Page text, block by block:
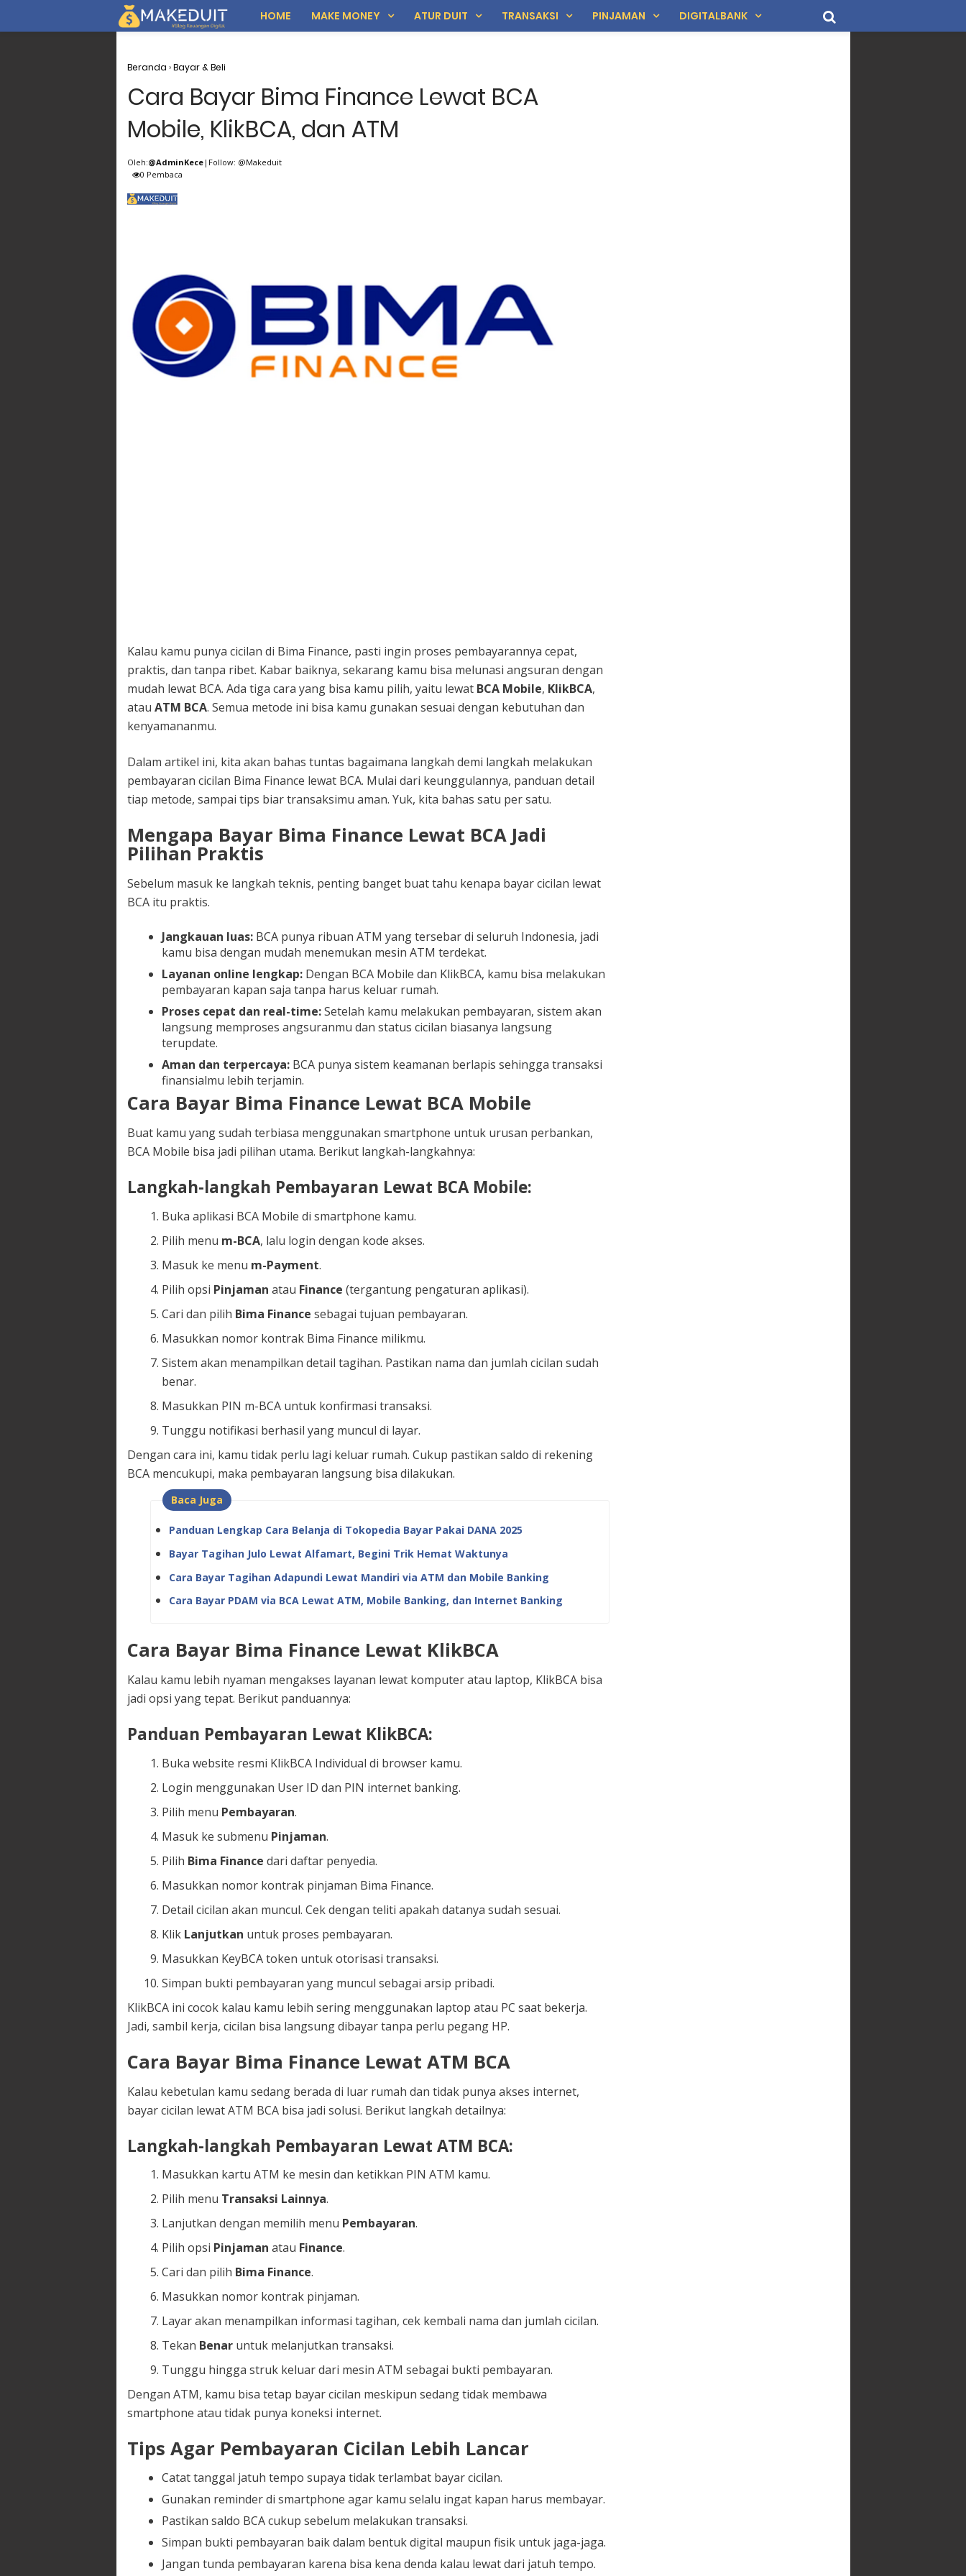
HOME MAKE MONEY ATUR DUIT TRANSAKSI PINJAMAN DIGITALBANK
Beranda ›Bayar & Beli
Cara Bayar Bima Finance Lewat BCA
Mobile, KlikBCA, dan ATM
Oleh:@AdminKece|Follow: @Makeduit
0 Pembaca
Kalau kamu punya cicilan di Bima Finance, pasti ingin proses pembayarannya cepat,
praktis, dan tanpa ribet. Kabar baiknya, sekarang kamu bisa melunasi angsuran dengan
mudah lewat BCA. Ada tiga cara yang bisa kamu pilih, yaitu lewat BCA Mobile, KlikBCA,
atau ATM BCA. Semua metode ini bisa kamu gunakan sesuai dengan kebutuhan dan
kenyamananmu.
Dalam artikel ini, kita akan bahas tuntas bagaimana langkah demi langkah melakukan
pembayaran cicilan Bima Finance lewat BCA. Mulai dari keunggulannya, panduan detail
tiap metode, sampai tips biar transaksimu aman. Yuk, kita bahas satu per satu.
Mengapa Bayar Bima Finance Lewat BCA Jadi
Pilihan Praktis
Sebelum masuk ke langkah teknis, penting banget buat tahu kenapa bayar cicilan lewat
BCA itu praktis.
Jangkauan luas:BCA punya ribuan ATM yang tersebar di seluruh Indonesia, jadi
kamu bisa dengan mudah menemukan mesin ATM terdekat.
Layanan online lengkap:Dengan BCA Mobile dan KlikBCA, kamu bisa melakukan
pembayaran kapan saja tanpa harus keluar rumah.
Proses cepat dan real-time:Setelah kamu melakukan pembayaran, sistem akan
langsung memproses angsuranmu dan status cicilan biasanya langsung
terupdate.
Aman dan terpercaya:BCA punya sistem keamanan berlapis sehingga transaksi
finansialmu lebih terjamin.
Cara Bayar Bima Finance Lewat BCA Mobile
Buat kamu yang sudah terbiasa menggunakan smartphone untuk urusan perbankan,
BCA Mobile bisa jadi pilihan utama. Berikut langkah-langkahnya:
Langkah-langkah Pembayaran Lewat BCA Mobile:
Buka aplikasi BCA Mobile di smartphone kamu.
Pilih menu m-BCA, lalu login dengan kode akses.
Masuk ke menu m-Payment.
Pilih opsi Pinjaman atau Finance (tergantung pengaturan aplikasi).
Cari dan pilih Bima Finance sebagai tujuan pembayaran.
Masukkan nomor kontrak Bima Finance milikmu.
Sistem akan menampilkan detail tagihan. Pastikan nama dan jumlah cicilan sudah
benar.
Masukkan PIN m-BCA untuk konfirmasi transaksi.
Tunggu notifikasi berhasil yang muncul di layar.
Dengan cara ini, kamu tidak perlu lagi keluar rumah. Cukup pastikan saldo di rekening
BCA mencukupi, maka pembayaran langsung bisa dilakukan.
Baca Juga
Panduan Lengkap Cara Belanja di Tokopedia Bayar Pakai DANA 2025
Bayar Tagihan Julo Lewat Alfamart, Begini Trik Hemat Waktunya
Cara Bayar Tagihan Adapundi Lewat Mandiri via ATM dan Mobile Banking
Cara Bayar PDAM via BCA Lewat ATM, Mobile Banking, dan Internet Banking
Cara Bayar Bima Finance Lewat KlikBCA
Kalau kamu lebih nyaman mengakses layanan lewat komputer atau laptop, KlikBCA bisa
jadi opsi yang tepat. Berikut panduannya:
Panduan Pembayaran Lewat KlikBCA:
Buka website resmi KlikBCA Individual di browser kamu.
Login menggunakan User ID dan PIN internet banking.
Pilih menu Pembayaran.
Masuk ke submenu Pinjaman.
Pilih Bima Finance dari daftar penyedia.
Masukkan nomor kontrak pinjaman Bima Finance.
Detail cicilan akan muncul. Cek dengan teliti apakah datanya sudah sesuai.
Klik Lanjutkan untuk proses pembayaran.
Masukkan KeyBCA token untuk otorisasi transaksi.
Simpan bukti pembayaran yang muncul sebagai arsip pribadi.
KlikBCA ini cocok kalau kamu lebih sering menggunakan laptop atau PC saat bekerja.
Jadi, sambil kerja, cicilan bisa langsung dibayar tanpa perlu pegang HP.
Cara Bayar Bima Finance Lewat ATM BCA
Kalau kebetulan kamu sedang berada di luar rumah dan tidak punya akses internet,
bayar cicilan lewat ATM BCA bisa jadi solusi. Berikut langkah detailnya:
Langkah-langkah Pembayaran Lewat ATM BCA:
Masukkan kartu ATM ke mesin dan ketikkan PIN ATM kamu.
Pilih menu Transaksi Lainnya.
Lanjutkan dengan memilih menu Pembayaran.
Pilih opsi Pinjaman atau Finance.
Cari dan pilih Bima Finance.
Masukkan nomor kontrak pinjaman.
Layar akan menampilkan informasi tagihan, cek kembali nama dan jumlah cicilan.
Tekan Benaruntuk melanjutkan transaksi.
Tunggu hingga struk keluar dari mesin ATM sebagai bukti pembayaran.
Dengan ATM, kamu bisa tetap bayar cicilan meskipun sedang tidak membawa
smartphone atau tidak punya koneksi internet.
Tips Agar Pembayaran Cicilan Lebih Lancar
Catat tanggal jatuh tempo supaya tidak terlambat bayar cicilan.
Gunakan reminder di smartphone agar kamu selalu ingat kapan harus membayar.
Pastikan saldo BCA cukup sebelum melakukan transaksi.
Simpan bukti pembayaran baik dalam bentuk digital maupun fisik untuk jaga-jaga.
Jangan tunda pembayaran karena bisa kena denda kalau lewat dari jatuh tempo.